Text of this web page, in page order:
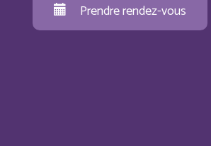
Prendre rendez-vous